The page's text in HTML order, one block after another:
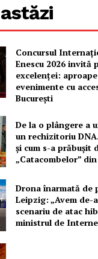
Concursul
Enescu 2026 invită
excelenței:
evenimente cu
București
De la o plângere a
un rechizitoriu
și cum s-a prăbușit
„Catacombelor”
Drona înarmată de
Leipzig: „Avem de-
scenariu de atac
ministrul de